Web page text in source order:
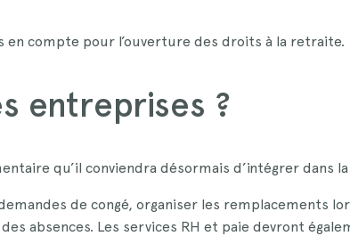
compte pour l’ouverture des droits à la retraite.
entreprises ?
qu’il conviendra désormais d’intégrer dans
de congé, organiser les remplacements
absences. Les services RH et paie devront